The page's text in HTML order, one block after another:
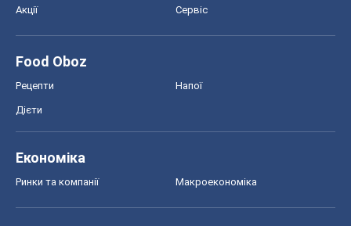
Акції Сервіс
Food Oboz
Рецепти Напої
Дієти
Економіка
Ринки та компанії Макроекономіка